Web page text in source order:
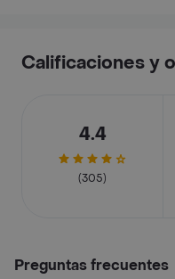
Calificaciones y
4.4
(305)
Preguntas frecuentes